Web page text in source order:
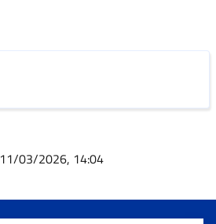
11/03/2026, 14:04